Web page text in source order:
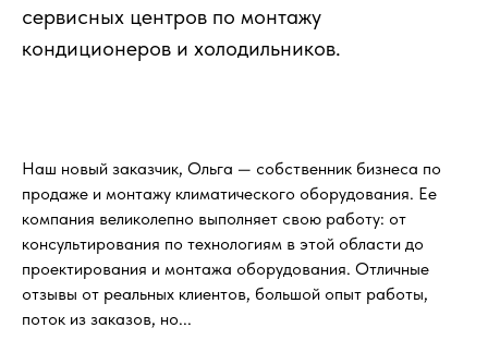
сервисных центров по монтажу
кондиционеров и холодильников.
Наш новый заказчик, Ольга — собственник бизнеса по
продаже и монтажу климатического оборудования. Ее
компания великолепно выполняет свою работу: от
консультирования по технологиям в этой области до
проектирования и монтажа оборудования. Отличные
отзывы от реальных клиентов, большой опыт работы,
поток из заказов, но...